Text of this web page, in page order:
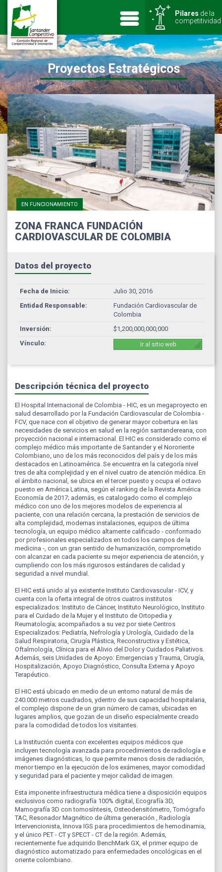
Pilares de la
competitividad
Proyectos Estratégicos
EN FUNCIONAMIENTO
ZONA FRANCA FUNDACIÓN
CARDIOVASCULAR DE COLOMBIA
Datos del proyecto
Fecha de Inicio:
Julio 30, 2016
Entidad Responsable:
Fundación Cardiovascular de
Colombia
Inversión:
$1,200,000,000,000
Vínculo:
Ir al sitio web
Descripción técnica del proyecto
El Hospital Internacional de Colombia - HIC, es un megaproyecto en
salud desarrollado por la Fundación Cardiovascular de Colombia -
FCV, que nace con el objetivo de generar mayor cobertura en las
necesidades de servicios en salud en la región santandereana, con
proyección nacional e internacional. El HIC es considerado como el
complejo médico más importante de Santander y el Nororiente
Colombiano, uno de los más reconocidos del país y de los más
destacados en Latinoamérica. Se encuentra en la categoría nivel
tres de alta complejidad y en el nivel cuatro de atención médica. En
el ámbito nacional, se ubica en el tercer puesto y ocupa el octavo
puesto en América Latina, según el ranking de la Revista América
Economía de 2017; además, es catalogado como el complejo
médico con uno de los mejores modelos de experiencia al
paciente, con una relación cercana, la prestación de servicios de
alta complejidad, modernas instalaciones, equipos de última
tecnología, un equipo médico altamente calificado - conformado
por profesionales especializados en todos los campos de la
medicina -, con un gran sentido de humanización, comprometido
con alcanzar en cada paciente su mejor experiencia de atención, y
cumpliendo con los más rigurosos estándares de calidad y
seguridad a nivel mundial.
El HIC está unido al ya existente Instituto Cardiovascular - ICV, y
cuenta con la oferta integral de otros cuatros institutos
especializados: Instituto de Cáncer, Instituto Neurológico, Instituto
para el Cuidado de la Mujer y el Instituto de Ortopedia y
Reumatología; acompañados a su vez por siete Centros
Especializados: Pediatría, Nefrología y Urología, Cuidado de la
Salud Respiratoria, Cirugía Plástica, Reconstructiva y Estética,
Oftalmología, Clínica para el Alivio del Dolor y Cuidados Paliativos.
Además, seis Unidades de Apoyo: Emergencias y Trauma, Cirugía,
Hospitalización, Apoyo Diagnóstico, Consulta Externa y Apoyo
Terapéutico.
El HIC está ubicado en medio de un entorno natural de más de
240.000 metros cuadrados, ydentro de sus capacidad hospitalaria,
el complejo dispone de un gran número de camas, ubicadas en
lugares amplios, que gozan de un diseño especialmente creado
para la comodidad de todos los visitantes.
La Institución cuenta con excelentes equipos médicos que
incluyen tecnología avanzada para procedimientos de radiología e
imágenes diagnósticas, lo que permite menos dosis de radiación,
menor tiempo en la ejecución de los exámenes, mayor comodidad
y seguridad para el paciente y mejor calidad de imagen.
Esta imponente infraestructura médica tiene a disposición equipos
exclusivos como radiografía 100% digital, Ecografía 3D,
Mamografía 3D con tomosíntesis, Osteodensitómetro, Tomógrafo
TAC, Resonador Magnético de última generación , Radiología
Intervencionista, Innova IGS para procedimientos de hemodinamia,
y el único PET - CT y SPECT - CT de la región. Además,
recientemente fue adquirido BenchMark GX, el primer equipo de
diagnóstico automatizado para enfermedades oncológicas en el
oriente colombiano.